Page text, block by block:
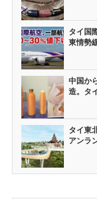
タイ国
東情勢
中国か
造。タ
タイ東
アンラ